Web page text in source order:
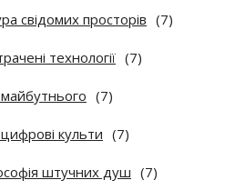
свідомих просторів (7)
технології (7)
майбутнього (7)
культи (7)
штучних душ (7)